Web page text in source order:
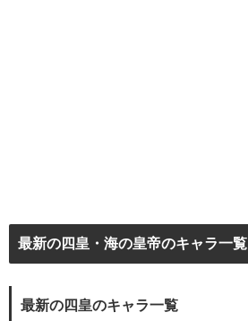
最新の四皇・海の皇帝のキャラ一覧
最新の四皇のキャラ一覧